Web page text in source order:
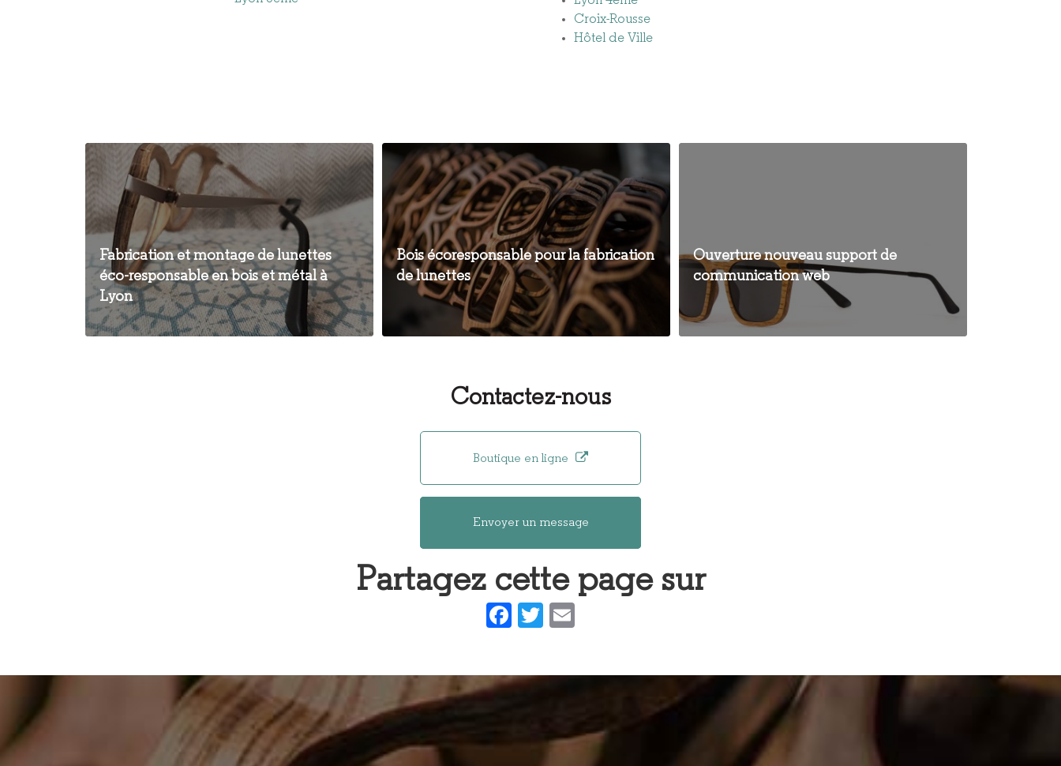
Croix-Rousse
Hôtel de Ville
Fabrication et montage de lunettes
éco-responsable en bois et métal à
Lyon
Bois écoresponsable pour la fabrication
de lunettes
Ouverture nouveau support de
communication web
Contactez-nous
Boutique en ligne
Envoyer un message
Partagez cette page sur
Facebook
Twitter